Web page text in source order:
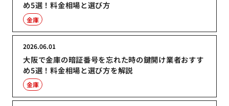
め5選！料金相場と選び方
金庫
大阪で金庫の暗証番号を忘れた時の鍵開け業者おすす
め5選！料金相場と選び方を解説
2026.06.01
金庫